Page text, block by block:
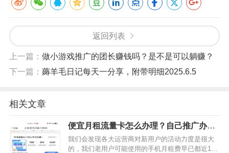
返回列表
上一篇： 做小游戏推广的团长赚钱吗？是不是可以躺赚？
下一篇： 薅羊毛日记每天一分享，附带明细2025.6.5
相关文章
便宜月租流量卡怎么办理？自己推广办理
一单100多佣金【首码推荐】
我们会发现各大运营商对新用户的活动力度是很大
的，我们老用户可能使用的手机月租费早已都近100